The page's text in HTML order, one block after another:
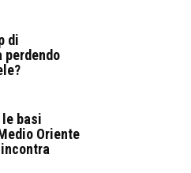
di
perdendo
le basi
Oriente